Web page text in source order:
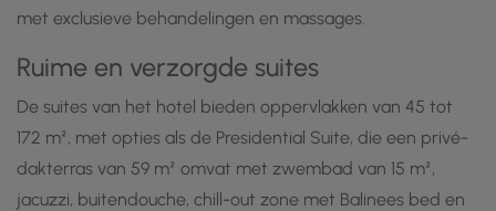
met exclusieve behandelingen en massages.
Ruime en verzorgde suites
De suites van het hotel bieden oppervlakken van 45 tot
172 m², met opties als de Presidential Suite, die een privé-
dakterras van 59 m² omvat met zwembad van 15 m²,
jacuzzi, buitendouche, chill-out zone met Balinees bed en